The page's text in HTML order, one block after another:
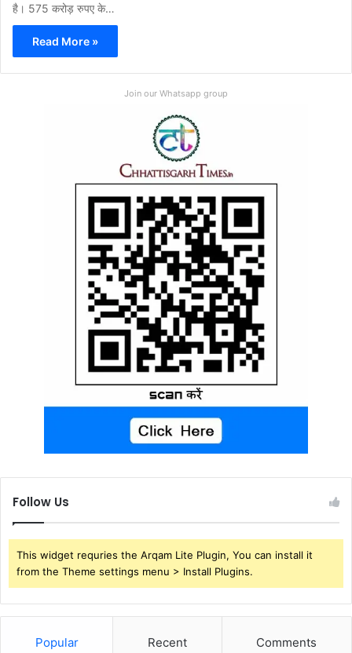
है। 575 करोड़ रुपए के…
Read More »
Join our Whatsapp group
Follow Us
This widget requries the Arqam Lite Plugin, You can install it
from the Theme settings menu > Install Plugins.
Popular Recent Comments